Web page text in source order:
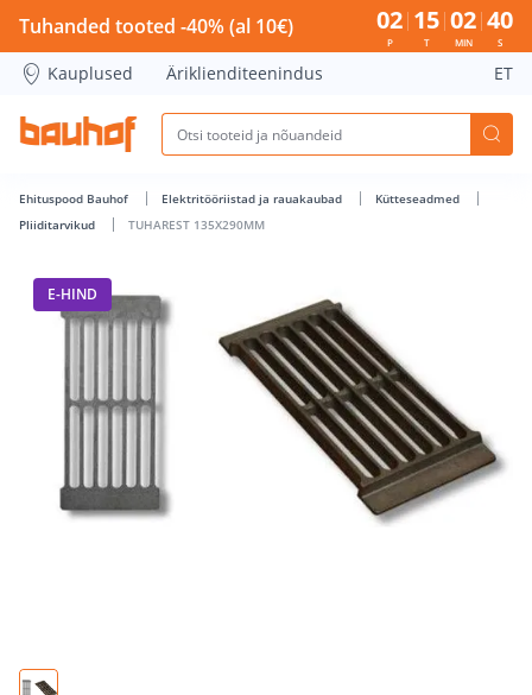
TUHAREST 135X290MM - Bauhof has loaded
Tuhanded tooted -40% (al 10€) 02
P
15
T
02
MIN
39
S
Kauplused Äriklienditeenindus ET
Ehituspood Bauhof Elektritööriistad ja rauakaubad
Kütteseadmed
Pliiditarvikud
TUHAREST 135X290MM
E-HIND